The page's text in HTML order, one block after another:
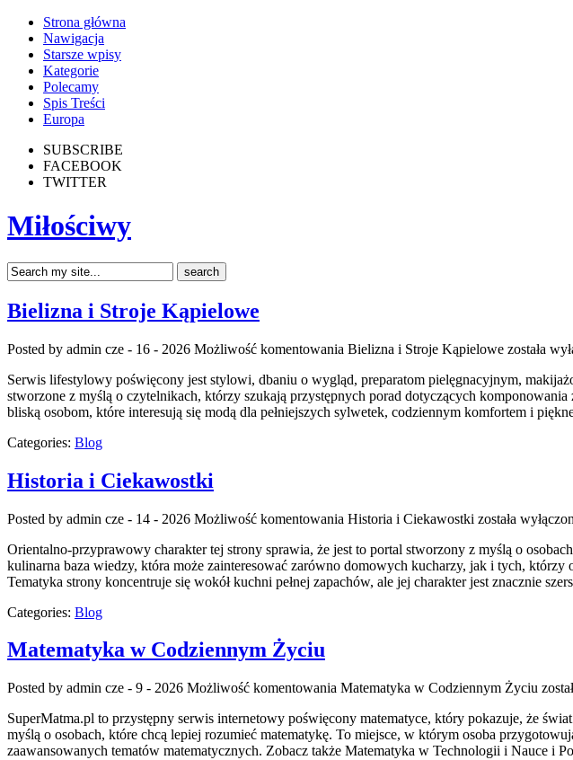
Strona główna
Nawigacja
Starsze wpisy
Kategorie
Polecamy
Spis Treści
Europa
SUBSCRIBE
FACEBOOK
TWITTER
Miłościwy
Bielizna i Stroje Kąpielowe
Posted by admin cze - 16 - 2026 Możliwość komentowania Bielizna i Stroje Kąpielowe została
Serwis lifestylowy poświęcony jest stylowi, dbaniu o wygląd, preparatom pielęgnacyjnym,
stworzone z myślą o czytelnikach, którzy szukają przystępnych porad dotyczących
bliską osobom, które interesują się modą dla pełniejszych sylwetek, codziennym komfortem i
Categories: Blog
Historia i Ciekawostki
Posted by admin cze - 14 - 2026 Możliwość komentowania Historia i Ciekawostki została
Orientalno-przyprawowy charakter tej strony sprawia, że jest to portal stworzony z myślą o
kulinarna baza wiedzy, która może zainteresować zarówno domowych kucharzy, jak i tych,
Tematyka strony koncentruje się wokół kuchni pełnej zapachów, ale jej charakter jest znacznie
Categories: Blog
Matematyka w Codziennym Życiu
Posted by admin cze - 9 - 2026 Możliwość komentowania Matematyka w Codziennym Życiu
SuperMatma.pl to przystępny serwis internetowy poświęcony matematyce, który pokazuje, że
myślą o osobach, które chcą lepiej rozumieć matematykę. To miejsce, w którym osoba
zaawansowanych tematów matematycznych. Zobacz także Matematyka w Technologii i Nauce i